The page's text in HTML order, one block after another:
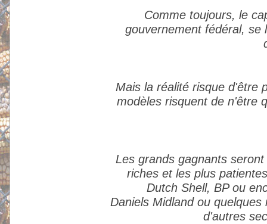
Comme toujours, le
gouvernement fédéral, se
Mais la réalité risque d'être
modèles risquent de n'être
Les grands gagnants
riches et les plus
Dutch Shell, BP ou
Daniels Midland ou
d'autres